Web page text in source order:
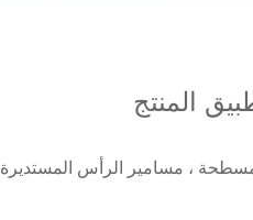
المنتج
، مسامير الرأس المستديرة